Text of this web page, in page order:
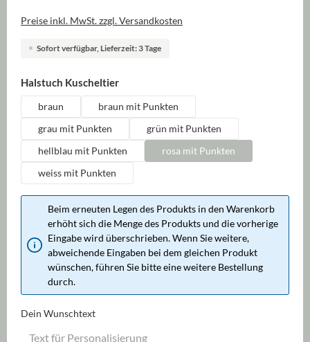
Preise inkl. MwSt. zzgl. Versandkosten
Sofort verfügbar, Lieferzeit: 3 Tage
Halstuch Kuscheltierauswählen
braun
braun mit Punkten
grau mit Punkten
grün mit Punkten
hellblau mit Punkten
rosa mit Punkten
weiss mit Punkten
Beim erneuten Legen des Produkts in den Warenkorb
erhöht sich die Menge des Produkts und die vorherige
Eingabe wird überschrieben. Wenn Sie weitere,
abweichende Eingaben bei dem gleichen Produkt
wünschen, führen Sie bitte eine weitere Bestellung
durch.
Dein Wunschtext